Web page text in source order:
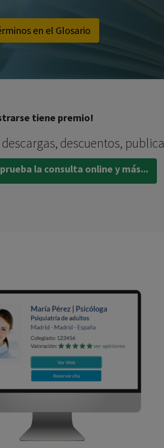
en el Glosario
tiene premio!
descuentos,
la consulta online y más...